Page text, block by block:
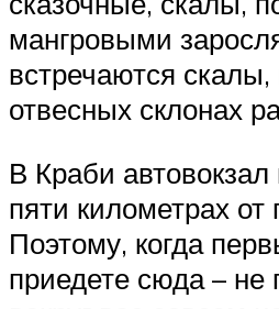
мангровыми
встречаются скалы,
отвесных склонах
В Краби автовокзал
пяти километрах от
Поэтому, когда
приедете сюда – не